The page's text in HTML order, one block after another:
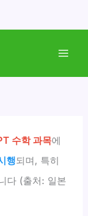
수학 과목에
행되며, 특히
다 (출처: 일본